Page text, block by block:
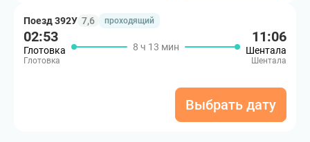
Поезд 392У 7,6 проходящий
02:53
Глотовка
Глотовка
8 ч 13 мин
11:06
Шентала
Шентала
Выбрать дату